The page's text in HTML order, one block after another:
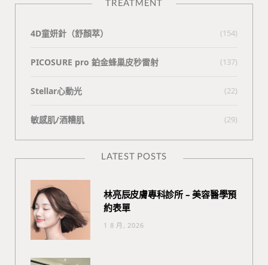
4D童妍針（舒顏萃） (154)
PICOSURE pro 鉑金蜂巢皮秒雷射 (137)
Stellar心動光 (22)
敏感肌/酒糟肌 (29)
LATEST POSTS
林亮辰皮膚專科診所 – 美容醫學預
約表單
1 8 月, 2026